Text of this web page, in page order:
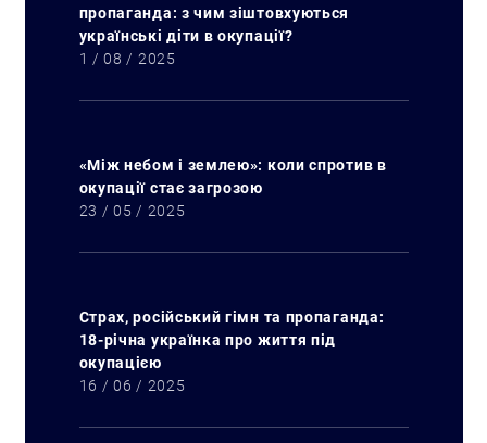
пропаганда: з чим зіштовхуються
українські діти в окупації?
1 / 08 / 2025
«Між небом і землею»: коли спротив в
окупації стає загрозою
23 / 05 / 2025
Страх, російський гімн та пропаганда:
18-річна українка про життя під
окупацією
16 / 06 / 2025